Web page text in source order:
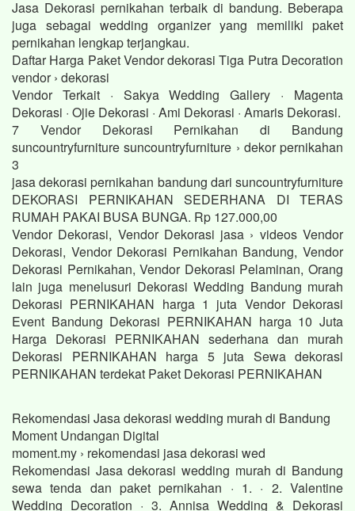
Jasa Dekorasi pernikahan terbaik di bandung. Beberapa
juga sebagai wedding organizer yang memiliki paket
pernikahan lengkap terjangkau.
Daftar Harga Paket Vendor dekorasi Tiga Putra Decoration
vendor › dekorasi
Vendor Terkait · Sakya Wedding Gallery · Magenta
Dekorasi · Ojie Dekorasi · Ami Dekorasi · Amaris Dekorasi.
7 Vendor Dekorasi Pernikahan di Bandung
suncountryfurniture suncountryfurniture › dekor pernikahan
3
jasa dekorasi pernikahan bandung dari suncountryfurniture
DEKORASI PERNIKAHAN SEDERHANA DI TERAS
RUMAH PAKAI BUSA BUNGA. Rp 127.000,00
Vendor Dekorasi, Vendor Dekorasi jasa › videos Vendor
Dekorasi, Vendor Dekorasi Pernikahan Bandung, Vendor
Dekorasi Pernikahan, Vendor Dekorasi Pelaminan, Orang
lain juga menelusuri Dekorasi Wedding Bandung murah
Dekorasi PERNIKAHAN harga 1 juta Vendor Dekorasi
Event Bandung Dekorasi PERNIKAHAN harga 10 Juta
Harga Dekorasi PERNIKAHAN sederhana dan murah
Dekorasi PERNIKAHAN harga 5 juta Sewa dekorasi
PERNIKAHAN terdekat Paket Dekorasi PERNIKAHAN
Rekomendasi Jasa dekorasi wedding murah di Bandung
Moment Undangan Digital
moment.my › rekomendasi jasa dekorasi wed
Rekomendasi Jasa dekorasi wedding murah di Bandung
sewa tenda dan paket pernikahan · 1. · 2. Valentine
Wedding Decoration · 3. Annisa Wedding & Dekorasi